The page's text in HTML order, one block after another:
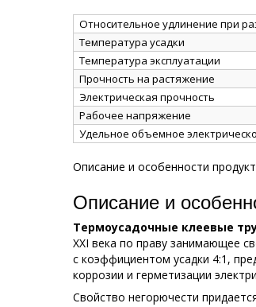
Относительное удлинение при
Температура усадки
Температура эксплуатации
Прочность на растяжение
Электрическая прочность
Рабочее напряжение
Удельное объемное
Описание и особенности
Описание и
Термоусадочные клеевые
ХХI века по праву занимающее
с коэффициентом усадки 4:1,
коррозии и герметизации
Свойство негорючести